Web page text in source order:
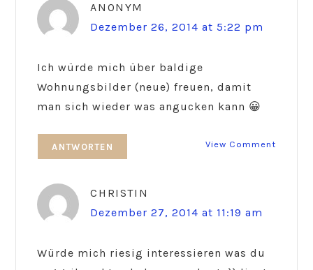
ANONYM
Dezember 26, 2014 at 5:22 pm
Ich würde mich über baldige
Wohnungsbilder (neue) freuen, damit
man sich wieder was angucken kann 😀
View Comment
ANTWORTEN
CHRISTIN
Dezember 27, 2014 at 11:19 am
Würde mich riesig interessieren was du